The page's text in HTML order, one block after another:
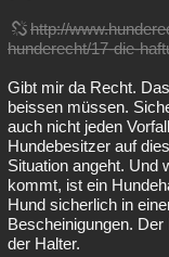
http://
hunderecht/17-die-
Gibt mir da Recht.
beissen müssen.
auch nicht jeden
Hundebesitzer auf
Situation angeht. Und
kommt, ist ein
Hund sicherlich in
Bescheinigungen.
der Halter.